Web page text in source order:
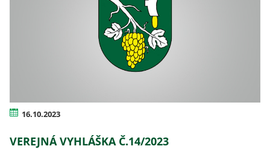
16.10.2023
VEREJNÁ VYHLÁŠKA Č.14/2023